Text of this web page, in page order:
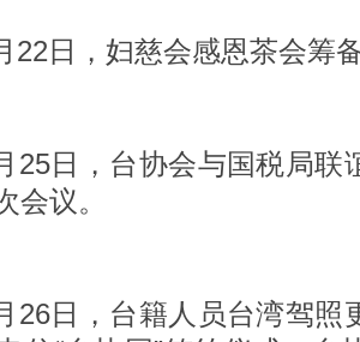
22日，妇慈会感恩茶会筹
25日，台协会与国税局联
会议。
26日，台籍人员台湾驾照